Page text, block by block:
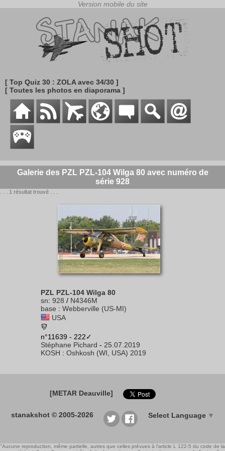
[ Top Quiz 30 : ZOLA avec 34/30 ]
[ Toutes les photos en diaporama ]
Galerie des PZL PZL-104 Wilga 80 avec numéro de
série 928
. . . 1 résultat trouvé . . .
PZL PZL-104 Wilga 80
sn: 928 / N4346M
base : Webberville (US-MI)
USA
n°11639 - 222✓
Stéphane Pichard - 25.07.2019
KOSH : Oshkosh (WI, USA) 2019
[METAR Deauville]
stanakshot © 2005-2026 Select Language ▼
"Aucune reproduction, même partielle, autres que celles prévues à l'article L 122-5 du code de la